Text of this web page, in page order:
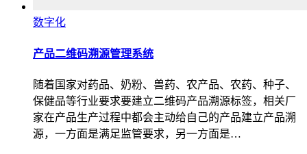
数字化
产品二维码溯源管理系统
随着国家对药品、奶粉、兽药、农产品、农药、种子、
保健品等行业要求要建立二维码产品溯源标签，相关厂
家在产品生产过程中都会主动给自己的产品建立产品溯
源，一方面是满足监管要求，另一方面是…